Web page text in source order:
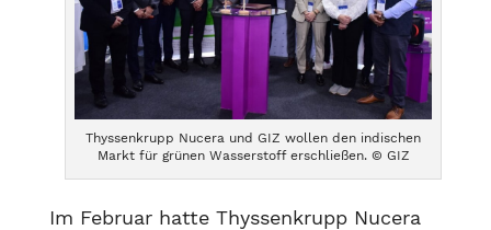
Thyssenkrupp Nucera und GIZ wollen den indischen
Markt für grünen Wasserstoff erschließen. © GIZ
Im Februar hatte Thyssenkrupp Nucera